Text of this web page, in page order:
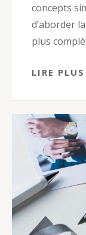
concepts
d’aborder
plus
LIRE PLUS